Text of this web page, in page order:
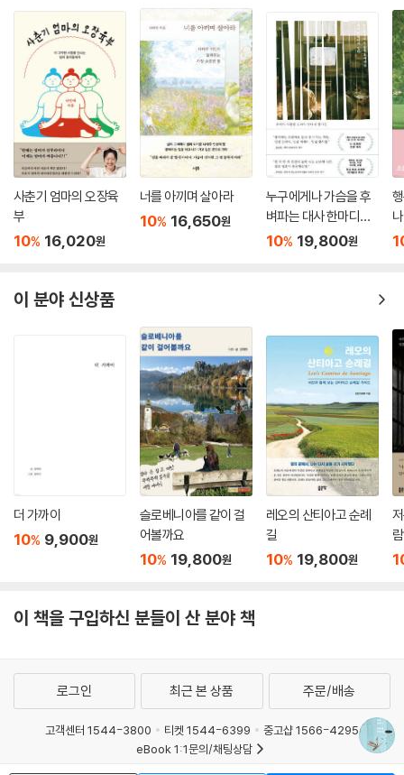
· 어차피 과학의 영역을 벗어난 일이라면 임종이 지연될 때 대답할 수 없는
환자에게 묻고 싶어진다. 무엇을 기다리고 있는지, 무엇 때문에 발걸음을
떼지 못하는지. 알 수만 있다면 알아내서 그 바람을 조금이라도 풀어주고
싶은 심정이 된다. 평탄하지 않았을 삶과 지난한 투병 끝에 떠나는 길만큼
은 가능한 한 가볍게 떠날 수 있기를, 의사 이전에 한 사람으로서 바라게 되
는 것이다.
--- p.84
· 암 투병은 환자도 가족도 모두 지치는 일이다. 지난하고 고통스러운 투병
생활이 이어져가다 보면 그나마 남아 있던 사랑도 남루해지기 쉽고 희망도
쉽게 잃는다. 어쩔 수 없이 긴 투병의 모든 끝이 상처만 가득한 폐허로 남는
--- p.106
· 자식을 먼저 앞세우는 일은 부모로서 결코 담담해질 수 없는 일이다. 암
병원에서도 이런 일은 드물지 않다. 암 환자라고 하면 나이 든 중년, 노년의
환자를 떠올리기 쉽지만 실제로 암은 나이를 가려 덮쳐오지는 않는다. 당
연히 어리고 젊은 암 환자들이 많고, 그중 에서는 완치되지 못하고 세상을
떠나는 경우가 없지 않다. 결국 그 부모도 자식을 먼저 떠나보내는 아픔을
--- p.121
· 환자와 의사를 떠나 서로 다른 누군가를 온전히 이해한다는 것 자체가 본
디 불가능한 일이다. 어디까지나 ‘나의 경험을 바탕으로 너의 상황을 짐작
해보건대 너는 아마도 이럴 것이라고 짐작한다’는 선에 지나지 않는다. 본
경험을 한다는 것은 불가능하기에.
--- p.163
· 나도 때로는 파비우스와 같은 전략을 택한다. 암세포가 싸움을 걸어오는
것처럼 느껴질 때가 있는데, 그런 때에 종종 최대한 시간을 끌며 버틴다. 종
양의 크기가 어떻든 간에 장기의 기본적인 기능이 유지되도록 하는 데 집
중한다. 환자가 좀 더 오래 숨 쉴 수 있고 먹을 수 있고 아프지 않도록 만든
다. 정면승부를 피하고 버텨보는 식이다. (…) 이 같은 전략의 목적은 암이
이, 말과 행동 하나 하나가 내게는 반면교사가 되기도 했고 정면교사가 되
기도 했다. 내가 만난 환자 들은 삶과 죽음으로 살아 있는 나에게 많은 이야
기를 들려주었다. 그 속에 담긴 의미를 찾아가는 과정이 마치 생의 숙제를
푸는 것 같았다. 그들이야말로 나의 선생님이었다. (…) 돌아가신 분들의
모습을 통해서 지금의 우리를 돌아볼 수 있다는 것, 그들의 죽음이 사라지
는 것이 아니라 누군가 에게는 기억되는 죽음이라는 것, 나아가 누군가의
죽음이 어떤 이에게는 삶이 될 수도 있다는 것을 이야기하고 싶었다.”(6-
8쪽)
죽음 앞에 선 환자와 가족의 선택,
삶과 죽음에 대한 태도를 생각하게 하다
진단을 받은 이후에 저마다의 선택을 하고 각자 다른 모습으로 종착역을
향해 간다. 누군가는 돈 때문에 끊어진 혈육의 정을 회복하기보다 빌려준
돈 “2억 갚아라”라는 유언을 남기고 떠나기도 하고, 누군가는 죽음 직전에
서 삶의 의미를 깨닫지 못한 채 10년만 더 살기만을 바라기도 한다. 칠순의
한 노인 환자는 그동안 해보지 못했던 것들을 해보며 일상의 소중함을 느
끼고, 또 다른 노인 환자는 의사도 모르게 ‘사후 뇌 기증’을 신청해놓고 떠
난다. 모두가 “앞으로 남은 날이 ○○ 정도 됩니다”라고 기대여명에 대해
듣지만 그 남은 시간을 채워가는 모습은 제각각이다.
환자들이 남은 삶과 예정된 죽음을 대하는 태도는 삶과 죽음에 대한 우리
의 태도를 묻는다. 이에 대해 저자는 “사람은 누구나 ‘주어진 삶을 얼마나
의미 있게 살아낼 것인가’라는 질문을 안고 태어난다. 일종의 숙제라면 숙
제이고, 우리는 모두 각자 나름의 숙제를 풀고 있는 셈이다. 물론 이 인생의
숙제를 풀든 풀지 않든, 어떻게 풀든 결국 죽는 순간 그 결과는 자신이 안아
르게 생각해보면 특별한 보너스일지도 모른다. 보통은 자기가 얼마나 더
63쪽)라고 적는다.
또한 환자가 종착역으로 가는 여정에는 환자만 있는 게 아니다. 그의 가족
이 함께다. 원발부위불명암을 앓는 남편이 완치되기까지 희망을 놓지 않고
사춘기 엄마의 오장육
부
10% 16,020원
너를 아끼며 살아라
10% 16,650원
누구에게나 가슴을 후
벼파는 대사 한마디가
있다
10% 19,800원
이 분야 신상품
더 가까이
10% 9,900원
슬로베니아를 같이 걸
어볼까요
10% 19,800원
레오의 산티아고 순례
길
10% 19,800원
이 책을 구입하신 분들이 산 분야 책
로그인 최근 본 상품 주문/배송
고객센터 1544-3800 티켓 1544-6399
중고샵 1566-4295
eBook 1:1문의/채팅상담